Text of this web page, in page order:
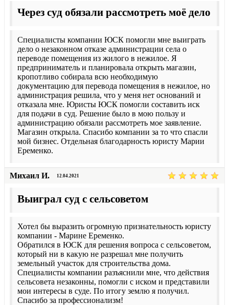
Через суд обязали рассмотреть моё дело
Специалисты компании ЮСК помогли мне выиграть
дело о незаконном отказе администрации села о
переводе помещения из жилого в нежилое. Я
предприниматель и планировала открыть магазин,
кропотливо собирала всю необходимую
документацию для перевода помещения в нежилое, но
администрация решила, что у меня нет оснований и
отказала мне. Юристы ЮСК помогли составить иск
для подачи в суд. Решение было в мою пользу и
администрацию обязали рассмотреть мое заявление.
Магазин открыла. Спасибо компании за то что спасли
мой бизнес. Отдельная благодарность юристу Марии
Еременко.
Михаил И. 12.04.2021
Выиграл суд с сельсоветом
Хотел бы выразить огромную признательность юристу
компании - Марине Еременко.
Обратился в ЮСК для решения вопроса с сельсоветом,
который ни в какую не разрешал мне получить
земельный участок для строительства дома.
Специалисты компании разъяснили мне, что действия
сельсовета незаконны, помогли с иском и представили
мои интересы в суде. По итогу землю я получил.
Спасибо за профессионализм!